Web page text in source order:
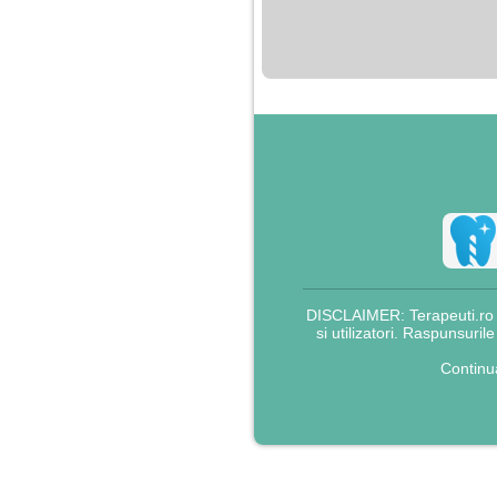
pentru bani.
DISCLAIMER:
si utilizatori.